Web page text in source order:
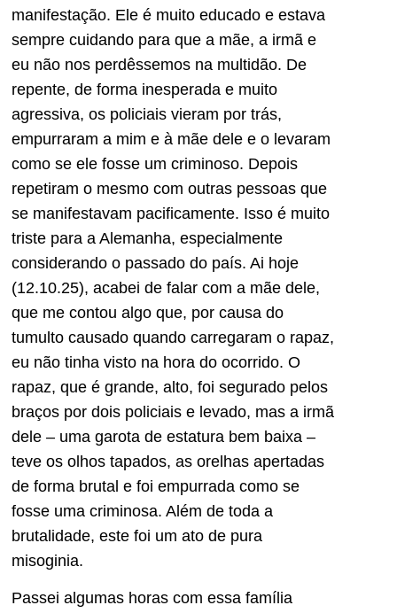
manifestação. Ele é muito educado e estava
sempre cuidando para que a mãe, a irmã e
eu não nos perdêssemos na multidão. De
repente, de forma inesperada e muito
agressiva, os policiais vieram por trás,
empurraram a mim e à mãe dele e o levaram
como se ele fosse um criminoso. Depois
repetiram o mesmo com outras pessoas que
se manifestavam pacificamente. Isso é muito
triste para a Alemanha, especialmente
considerando o passado do país. Ai hoje
(12.10.25), acabei de falar com a mãe dele,
que me contou algo que, por causa do
tumulto causado quando carregaram o rapaz,
eu não tinha visto na hora do ocorrido. O
rapaz, que é grande, alto, foi segurado pelos
braços por dois policiais e levado, mas a irmã
dele – uma garota de estatura bem baixa –
teve os olhos tapados, as orelhas apertadas
de forma brutal e foi empurrada como se
fosse uma criminosa. Além de toda a
brutalidade, este foi um ato de pura
misoginia.
Passei algumas horas com essa família